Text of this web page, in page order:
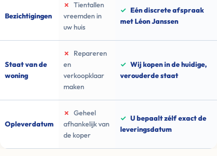
Bezichtigingen
✗
Tientallen
vreemden in
uw huis
✓ Eén discrete afspraak
met Léon Janssen
Staat van de
woning
✗
Repareren
en
verkoopklaar
maken
✓ Wij kopen in de huidige,
verouderde staat
Opleverdatum
✗
Geheel
afhankelijk van
de koper
✓ U bepaalt zélf exact de
leveringsdatum